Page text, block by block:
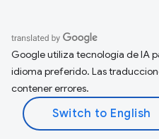
Google utiliza tecnología de IA
idioma preferido. Las
contener errores.